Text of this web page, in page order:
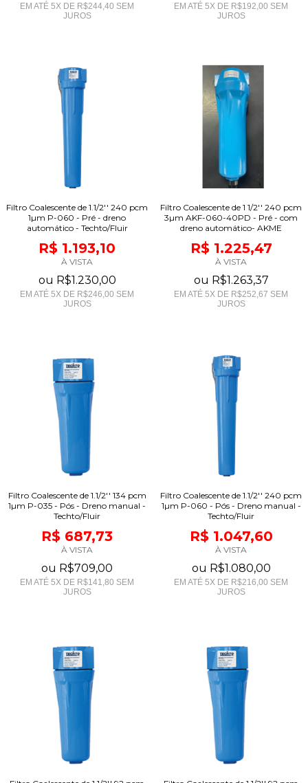
EM ATÉ 5X DE R$244,40 SEM
JUROS
EM ATÉ 5X DE R$192,00 SEM
JUROS
Filtro Coalescente de 1.1/2'' 240 pcm
1µm P-060 - Pré - dreno
automático - Techto/Fluir
R$ 1.193,10
À VISTA
ou R$1.230,00
EM ATÉ 5X DE R$246,00 SEM
JUROS
Filtro Coalescente de 1 1/2'' 240 pcm
3µm AKF-060-40PD - Pré - com
dreno automático- AKME
R$ 1.225,47
À VISTA
ou R$1.263,37
EM ATÉ 5X DE R$252,67 SEM
JUROS
Filtro Coalescente de 1.1/2'' 134 pcm
1µm P-035 - Pós - Dreno manual -
Techto/Fluir
R$ 687,73
À VISTA
ou R$709,00
EM ATÉ 5X DE R$141,80 SEM
JUROS
Filtro Coalescente de 1.1/2'' 240 pcm
1µm P-060 - Pós - Dreno manual -
Techto/Fluir
R$ 1.047,60
À VISTA
ou R$1.080,00
EM ATÉ 5X DE R$216,00 SEM
JUROS